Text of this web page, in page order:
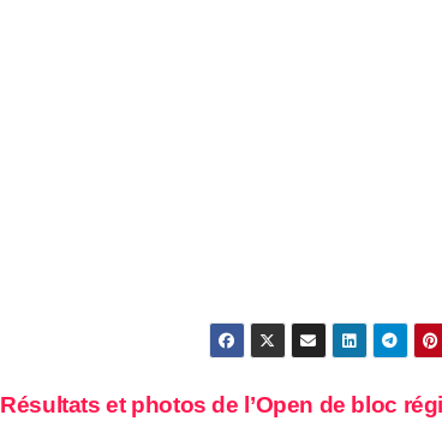
Résultats et photos de l’Open de bloc